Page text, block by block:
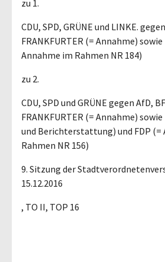
zu 1.
CDU, SPD, GRÜNE und LINKE.
FRANKFURTER (= Annahme)
Annahme im Rahmen NR 184)
zu 2.
CDU, SPD und GRÜNE gegen AfD,
FRANKFURTER (= Annahme)
und Berichterstattung) und FDP (=
Rahmen NR 156)
9. Sitzung der
15.12.2016
, TO II, TOP 16